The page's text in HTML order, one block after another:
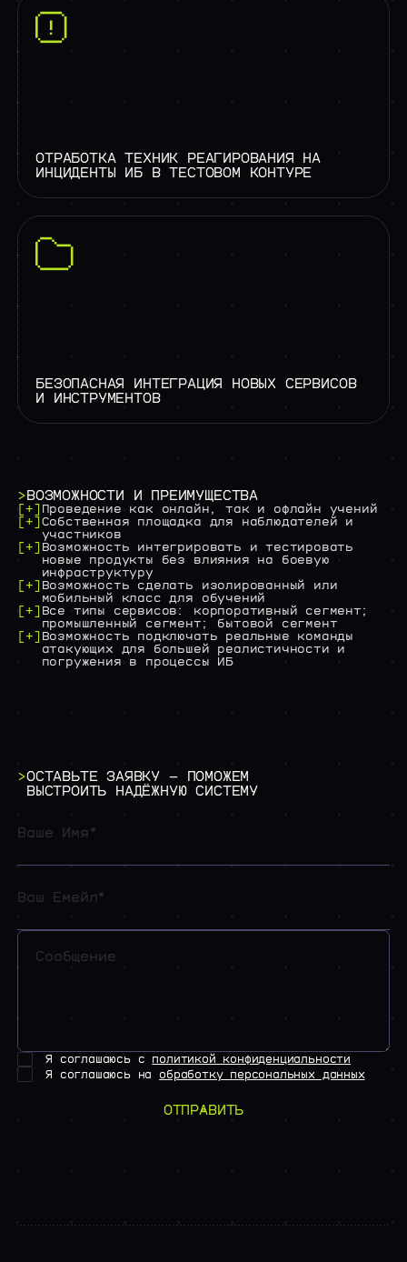
ОТРАБОТКА ТЕХНИК РЕАГИРОВАНИЯ НА
ИНЦИДЕНТЫ ИБ В ТЕСТОВОМ КОНТУРЕ
БЕЗОПАСНАЯ ИНТЕГРАЦИЯ НОВЫХ СЕРВИСОВ
И ИНСТРУМЕНТОВ
>ВОЗМОЖНОСТИ И ПРЕИМУЩЕСТВА
[+] Проведение как онлайн, так и офлайн учений
[+] Собственная площадка для наблюдателей и
участников
[+] Возможность интегрировать и тестировать
новые продукты без влияния на боевую
инфраструктуру
[+] Возможность сделать изолированный или
мобильный класс для обучений
[+] Все типы сервисов: корпоративный сегмент;
промышленный сегмент; бытовой сегмент
[+] Возможность подключать реальные команды
атакующих для большей реалистичности и
погружения в процессы ИБ
>ОСТАВЬТЕ ЗАЯВКУ —
ПОМОЖЕМ
ВЫСТРОИТЬ
НАДЁЖНУЮ СИСТЕМУ
Я соглашаюсь с политикой конфиденциальности
Я соглашаюсь на обработку персональных данных
ОТПРАВИТЬ